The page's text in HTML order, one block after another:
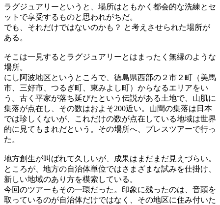
ラグジュアリーというと、場所はともかく都会的な洗練とセ
ットで享受するものと思われがちだ。
でも、それだけではないのかも？ と考えさせられた場所が
ある。
そこは一見するとラグジュアリーとはまったく無縁のような
場所。
にし阿波地区というところで、徳島県西部の２市２町（美馬
市、三好市、つるぎ町、東みよし町）からなるエリアをい
う。古く平家が落ち延びたという伝説がある土地で、山肌に
集落が点在し、その数はおよそ200近い。山間の集落は日本
では珍しくないが、これだけの数が点在している地域は世界
的に見てもまれだという。その場所へ、プレスツアーで行っ
た。
地方創生が叫ばれて久しいが、成果はまだまだ見えづらい。
ところが、地方の自治体単位ではさまざまな試みを仕掛け、
新しい地域のあり方を模索している。
今回のツアーもその一環だった。印象に残ったのは、音頭を
取っているのが自治体だけではなく、その地区に住み付いた